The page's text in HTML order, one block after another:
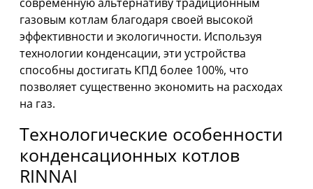
газовым котлам благодаря своей высокой
эффективности и экологичности. Используя
технологии конденсации, эти устройства
способны достигать КПД более 100%, что
позволяет существенно экономить на расходах
на газ.
Технологические особенности
конденсационных котлов
RINNAI